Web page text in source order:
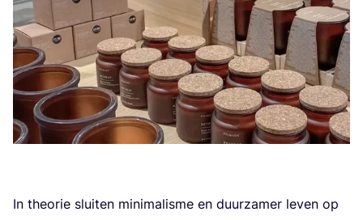
In the­o­rie slui­ten mini­ma­lis­me en duur­za­mer leven op